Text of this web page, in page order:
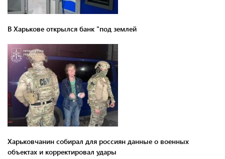
В Харькове открылся банк "под землей
Харьковчанин собирал для россиян данные о военных
объектах и ​​корректировал удары